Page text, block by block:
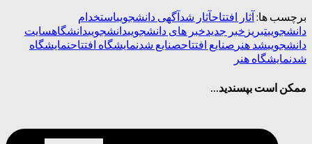
برچسب ها: آثار افتتاحآثار شدآگهی دانشجوییاستخدام
دانشجوییتبریز خبر جدیدخبر های دانشجوییدانشجوییدانشگاهسایت
دانشجوییشد هنر صنایع افتتاحصنایع شدنمایشگاه افتتاحنمایشگاه
شدنمایشگاه هنر
ممکن است بپسندید...